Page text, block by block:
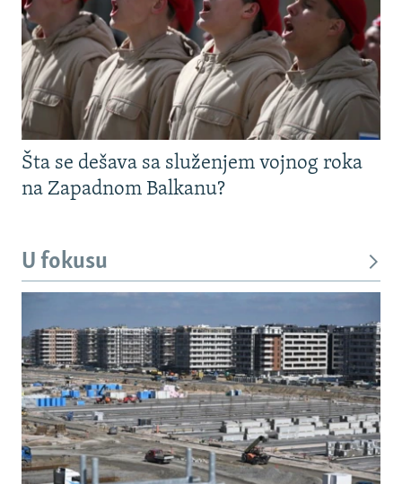
Šta se dešava sa služenjem vojnog roka
na Zapadnom Balkanu?
U fokusu